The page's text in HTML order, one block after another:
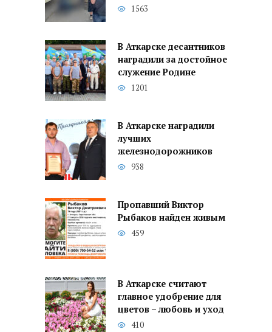
1563
В Аткарске десантников
наградили за достойное
служение Родине
1201
В Аткарске наградили
лучших
железнодорожников
938
Пропавший Виктор
Рыбаков найден живым
459
В Аткарске считают
главное удобрение для
цветов – любовь и уход
410